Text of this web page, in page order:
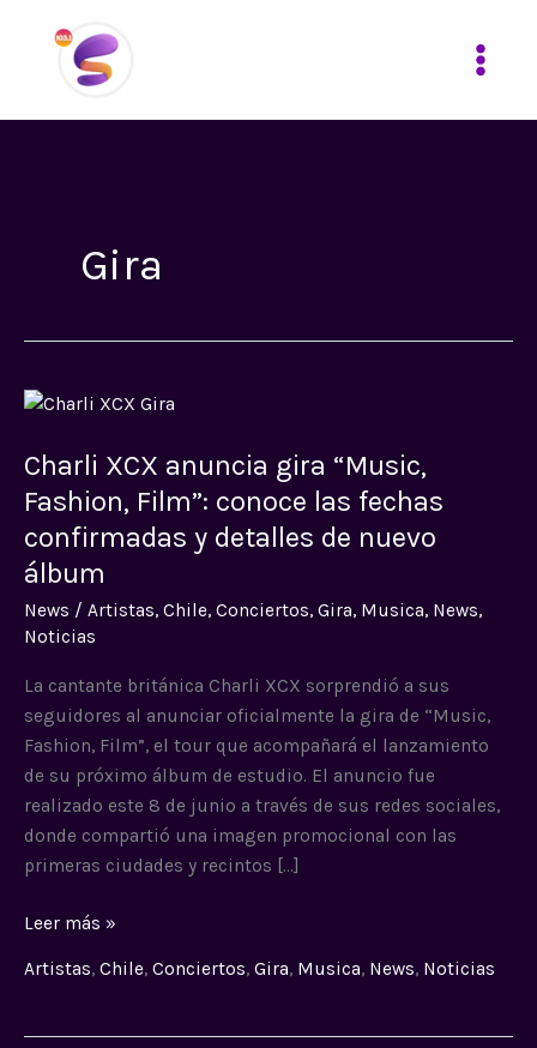
contenido
Gira
Charli XCX anuncia gira “Music,
Fashion, Film”: conoce las fechas
confirmadas y detalles de nuevo
álbum
News / Artistas, Chile, Conciertos, Gira, Musica, News,
Noticias
La cantante británica Charli XCX sorprendió a sus
seguidores al anunciar oficialmente la gira de “Music,
Fashion, Film”, el tour que acompañará el lanzamiento
de su próximo álbum de estudio. El anuncio fue
realizado este 8 de junio a través de sus redes sociales,
donde compartió una imagen promocional con las
primeras ciudades y recintos […]
Charli
anuncia
gira
“Music,
Fashion,
Film”:
conoce
las
Leer más »
Artistas, Chile, Conciertos, Gira, Musica, News, Noticias